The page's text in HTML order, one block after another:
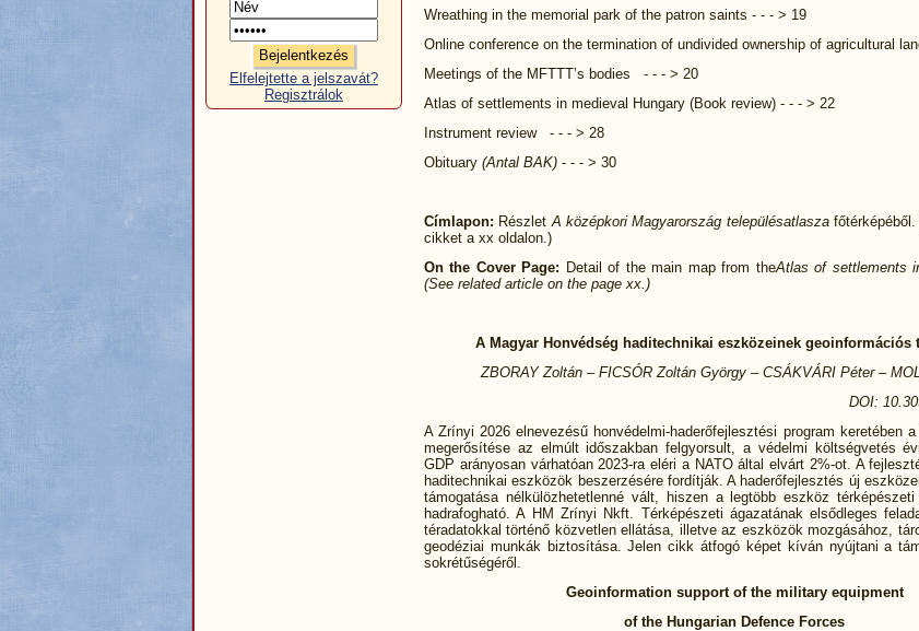
Elfelejtette a jelszavát?
Regisztrálok
Wreathing in the memorial park of the patron saints - - - > 19
Online conference on the termination of undivided ownership of agricultural
Meetings of the MFTTT’s bodies - - - > 20
Atlas of settlements in medieval Hungary (Book review) - - - > 22
Instrument review - - - > 28
Obituary (Antal BAK) - - - > 30
Címlapon: RészletA középkori Magyarország településatlaszafőtérképéből.
cikket a xx oldalon.)
On the Cover Page: Detail of the main map from theAtlas of settlements
(See related article on the page xx.)
A Magyar Honvédség haditechnikai eszközeinek geoinformációs
ZBORAY Zoltán – FICSÓR Zoltán György – CSÁKVÁRI Péter –
DOI:
A Zrínyi 2026 elnevezésű honvédelmi-haderőfejlesztési program keretében
megerősítése az elmúlt időszakban felgyorsult, a védelmi költségvetés
GDP arányosan várhatóan 2023-ra eléri a NATO által elvárt 2%-ot. A
haditechnikai eszközök beszerzésére fordítják. A haderőfejlesztés új
támogatása nélkülözhetetlenné vált, hiszen a legtöbb eszköz
hadrafogható. A HM Zrínyi Nkft. Térképészeti ágazatának elsődleges
téradatokkal történő közvetlen ellátása, illetve az eszközök mozgásához,
geodéziai munkák biztosítása. Jelen cikk átfogó képet kíván nyújtani a
sokrétűségéről.
Geoinformation support of the military equipment
of the Hungarian Defence Forces